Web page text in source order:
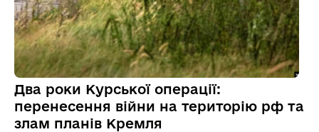
Два роки Курської операції:
перенесення війни на територію рф та
злам планів Кремля